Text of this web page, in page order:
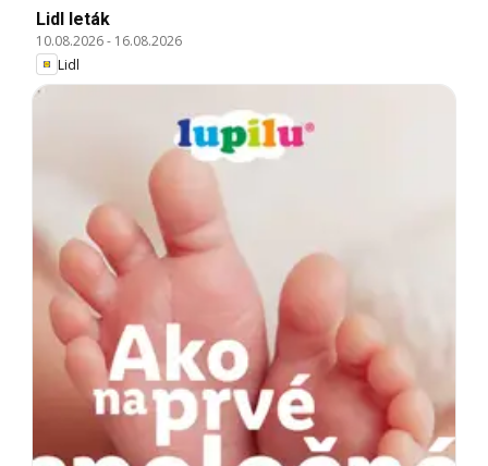
Lidl leták
10.08.2026- 16.08.2026
Lidl